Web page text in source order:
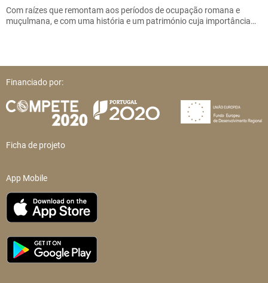
Com raízes que remontam aos períodos de ocupação romana e
muçulmana, e com uma história e um património cuja importância…
Financiado por:
Ficha de projeto
App Mobile